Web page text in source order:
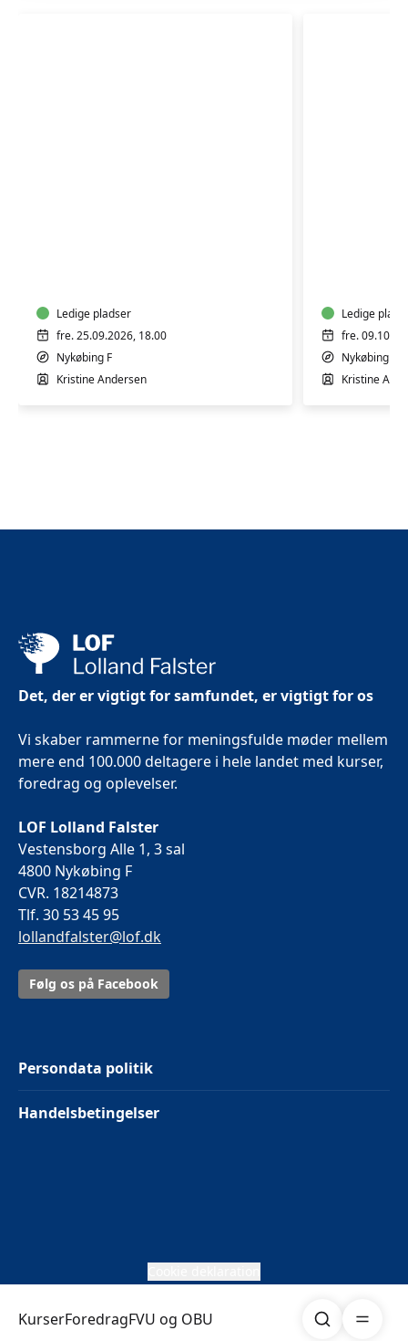
KurserForedragFVU og OBU Søg
&
Livskraft
nyhed
Ledige pladser
fre. 25.09.2026, 18.00
Nykøbing F
Kristine Andersen
og
tradition
ved
vulkanen
Ledige
fre.
Nykøbing F
Kristine
Det, der er vigtigt for samfundet, er vigtigt for os
Vi skaber rammerne for meningsfulde møder mellem
mere end 100.000 deltagere i hele landet med kurser,
foredrag og oplevelser.
LOF Lolland Falster
Vestensborg Alle 1, 3 sal
4800 Nykøbing F
CVR. 18214873
Tlf. 30 53 45 95
lollandfalster@lof.dk
Følg os på Facebook
Persondata politik
Handelsbetingelser